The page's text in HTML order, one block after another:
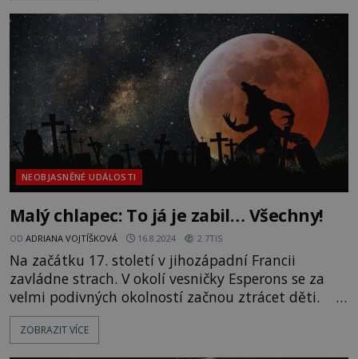
smrt. A co víc, tajemné zjevení se podle všeho
nevyhýbá ani Česku... [gallery size="full"
ids="144298,144297,144
NEOBJASNĚNÉ UDÁLOSTI
Malý chlapec: To já je zabil… Všechny!
OD ADRIANA VOJTÍŠKOVÁ 16.8.2024 2.7TIS
Na začátku 17. století v jihozápadní Francii
zavládne strach. V okolí vesničky Esperons se za
velmi podivných okolností začnou ztrácet děti.
Přestože obyvatelé vsi své malé ratolesti hlídají,
děti mizí beze stop dál. „Nechápu to. Byli jsme
ZOBRAZIT VÍCE